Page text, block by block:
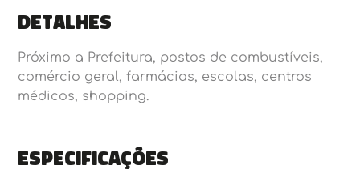
Detalhes
Próximo a Prefeitura, postos de combustíveis,
comércio geral, farmácias, escolas, centros
médicos, shopping.
Especificações